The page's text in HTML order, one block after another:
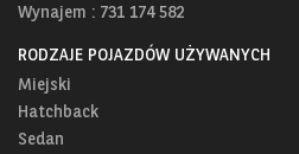
Wynajem : 731 174 582
RODZAJE POJAZDÓW UŻYWANYCH
Miejski
Hatchback
Sedan